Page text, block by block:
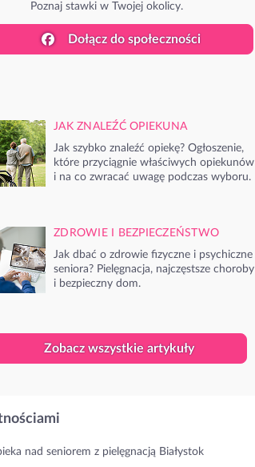
Poznaj stawki w Twojej okolicy.
Dołącz do społeczności
JAK ZNALEŹĆ OPIEKUNA
Jak szybko znaleźć opiekę? Ogłoszenie,
które przyciągnie właściwych opiekunów
i na co zwracać uwagę podczas wyboru.
ZDROWIE I BEZPIECZEŃSTWO
Jak dbać o zdrowie fizyczne i psychiczne
seniora? Pielęgnacja, najczęstsze choroby
i bezpieczny dom.
Zobacz wszystkie artykuły
nad seniorem z pielęgnacją Białystok